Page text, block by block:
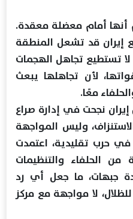
أنها أمام معضلة معقدة.
إيران قد تشعل المنطقة
تستطيع تجاهل الهجمات
لأن تجاهلها يبعث
معًا.
نجحت في إدارة صراع
وليس المواجهة
في حرب تقليدية، اعتمدت
الحلفاء والتنظيمات
جبهات، ما جعل أي رد
لا مواجهة مع مركز